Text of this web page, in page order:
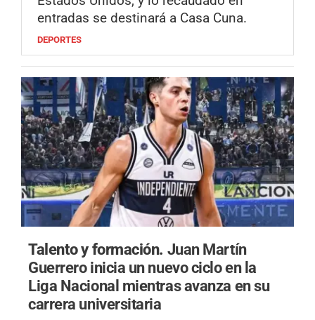
entradas se destinará a Casa Cuna.
DEPORTES
Talento y formación. Juan Martín
Guerrero inicia un nuevo ciclo en la
Liga Nacional mientras avanza en su
carrera universitaria